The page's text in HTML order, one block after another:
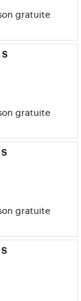
gratuite
gratuite
gratuite